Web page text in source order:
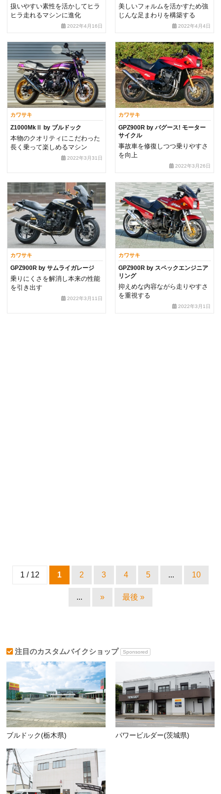
扱いやすい素性を活かしてヒラ
ヒラ走れるマシンに進化
2022年4月16日
美しいフォルムを活かすため強
じんな足まわりを構築する
2022年4月4日
カワサキ
Z1000MkⅡ by ブルドック
本物のクオリティにこだわった
長く乗って楽しめるマシン
2022年3月31日
カワサキ
GPZ900R by バグース! モーター
サイクル
事故車を修復しつつ乗りやすさ
を向上
2022年3月26日
カワサキ
GPZ900R by サムライガレージ
乗りにくさを解消し本来の性能
を引き出す
2022年3月11日
カワサキ
GPZ900R by スペックエンジニア
リング
抑えめな内容ながら走りやすさ
を重視する
2022年3月1日
1 / 12 1 2 3 4 5 ... 10
... » 最後 »
注目のカスタムバイクショップ Sponsored
ブルドック(栃木県) パワービルダー(茨城県)